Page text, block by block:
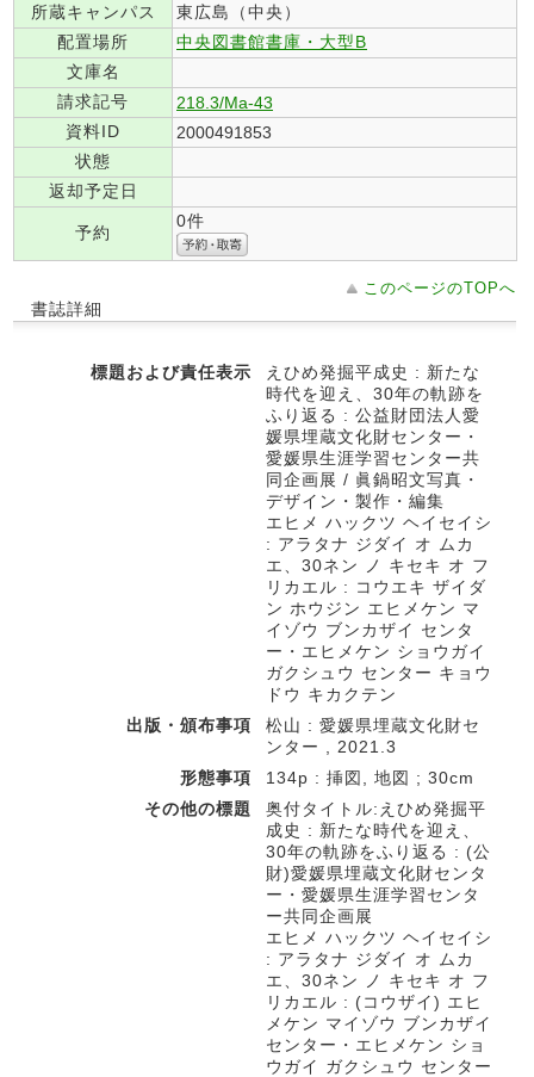
所蔵キャンパス
東広島（中央）
配置場所
中央図書館書庫・大型B
文庫名
請求記号
218.3/Ma-43
資料ID
2000491853
状態
返却予定日
予約
0件
このページのTOPへ
書誌詳細
標題および責任表示
えひめ発掘平成史 : 新たな
時代を迎え、30年の軌跡を
ふり返る : 公益財団法人愛
媛県埋蔵文化財センター・
愛媛県生涯学習センター共
同企画展 / 眞鍋昭文写真・
デザイン・製作・編集
エヒメ ハックツ ヘイセイシ
: アラタナ ジダイ オ ムカ
エ、30ネン ノ キセキ オ フ
リカエル : コウエキ ザイダ
ン ホウジン エヒメケン マ
イゾウ ブンカザイ センタ
ー・エヒメケン ショウガイ
ガクシュウ センター キョウ
ドウ キカクテン
出版・頒布事項
松山 : 愛媛県埋蔵文化財セ
ンター , 2021.3
形態事項
134p : 挿図, 地図 ; 30cm
その他の標題
奥付タイトル:えひめ発掘平
成史 : 新たな時代を迎え、
30年の軌跡をふり返る : (公
財)愛媛県埋蔵文化財センタ
ー・愛媛県生涯学習センタ
ー共同企画展
エヒメ ハックツ ヘイセイシ
: アラタナ ジダイ オ ムカ
エ、30ネン ノ キセキ オ フ
リカエル : (コウザイ) エヒ
メケン マイゾウ ブンカザイ
センター・エヒメケン ショ
ウガイ ガクシュウ センター